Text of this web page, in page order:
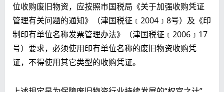
位收购废旧物资，应按照市国税局《关于加强收购凭证
管理有关问题的通知》（津国税征﹝2004﹞8号）及《印
制印有单位名称发票管理办法》（津国税征﹝2006﹞17
号）要求，必须使用印有单位名称的废旧物资收购凭
证，不得使用其它类型的收购凭证。